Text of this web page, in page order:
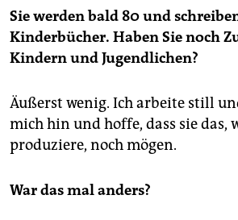
Sie werden bald 80 und
Kinderbücher. Haben Sie noch
Kindern und Jugendlichen?
Äußerst wenig. Ich arbeite still
mich hin und hoffe, dass sie das,
produziere, noch mögen.
War das mal anders?